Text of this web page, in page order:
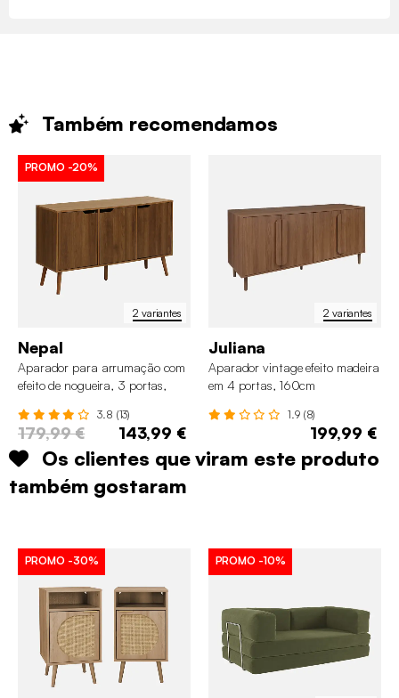
Também recomendamos
2 variantes
PROMO -20%
Nepal
Aparador para arrumação com
efeito de nogueira, 3 portas,
3.8 (13)
179,99 € 143,99 €
2 variantes
Juliana
Aparador vintage efeito madeira
em 4 portas, 160cm
1.9 (8)
199,99 €
Os clientes que viram este produto
também gostaram
PROMO -30% PROMO -10%